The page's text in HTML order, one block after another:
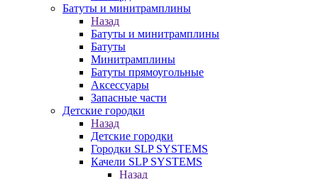
Батуты и минитрамплины
Назад
Батуты и минитрамплины
Батуты
Минитрамплины
Батуты прямоугольные
Аксессуары
Запасные части
Детские городки
Назад
Детские городки
Городки SLP SYSTEMS
Качели SLP SYSTEMS
Назад